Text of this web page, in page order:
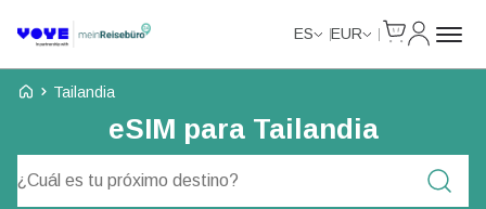
ES EUR
Voye Homepage
Tailandia
eSIM para Tailandia